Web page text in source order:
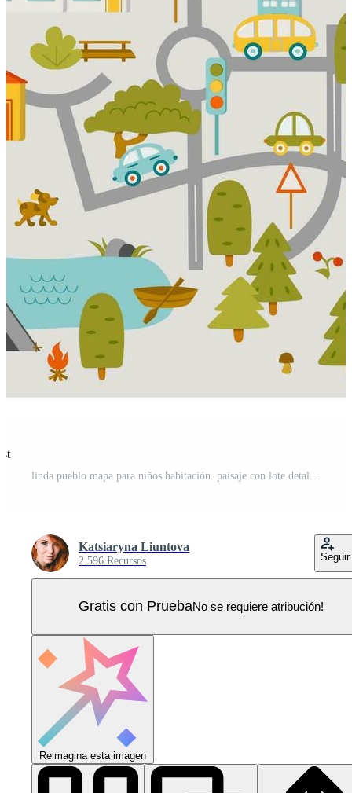
Katsiaryna Liuntova
2.596 Recursos Seguir
Gratis con PruebaNo se requiere atribución!
Reimagina esta imagen